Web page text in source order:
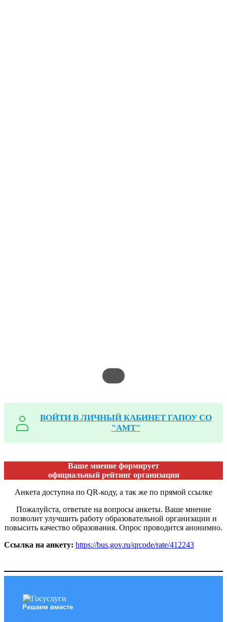
ВОЙТИ В ЛИЧНЫЙ КАБИНЕТ ГАПОУ СО
"АМТ"
Ваше мнение формирует
официальный рейтинг организации
Анкета доступна по QR-коду, а так же по прямой ссылке
Пожалуйста, ответьте на вопросы анкеты. Ваше мнение
позволит улучшить работу образовательной организации и
повысить качество образования. Опрос проводится анонимно.
Ссылка на анкету: https://bus.gov.ru/qrcode/rate/412243
Решаем вместе